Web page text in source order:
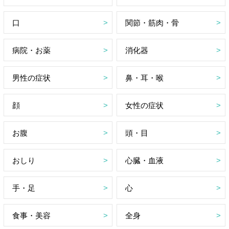
口 関節・筋肉・骨
病院・お薬 消化器
男性の症状 鼻・耳・喉
顔 女性の症状
お腹 頭・目
おしり 心臓・血液
手・足 心
食事・美容 全身